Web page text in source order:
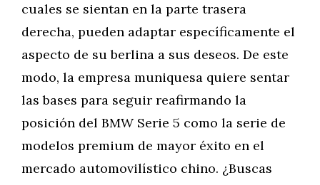
cuales se sientan en la parte trasera
derecha, pueden adaptar específicamente el
aspecto de su berlina a sus deseos. De este
modo, la empresa muniquesa quiere sentar
las bases para seguir reafirmando la
posición del BMW Serie 5 como la serie de
modelos premium de mayor éxito en el
mercado automovilístico chino. ¿Buscas